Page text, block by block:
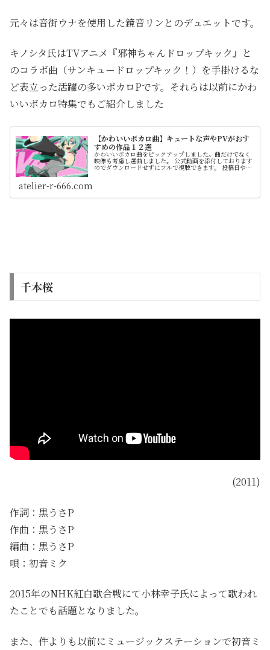
元々は音街ウナを使用した鏡音リンとのデュエットです。
キノシタ氏はTVアニメ『邪神ちゃんドロップキック』と
のコラボ曲（サンキュードロップキック！）を手掛けるな
ど表立った活躍の多いボカロPです。それらは以前にかわ
いいボカロ特集でもご紹介しました
【かわいいボカロ曲】キュートな声やPVがおす
すめの作品１２選
かわいいボカロ曲をピックアップしました。曲だけでなく
映像も考慮し選曲しました。 公式動画を添付しております
のでダウンロードせずにフルで視聴できます。 投稿日や曲
atelier-r-666.com
千本桜
(2011)
作詞：黒うさP
作曲：黒うさP
編曲：黒うさP
唄：初音ミク
2015年のNHK紅白歌合戦にて小林幸子氏によって歌われ
たことでも話題となりました。
また、件よりも以前にミュージックステーションで初音ミ